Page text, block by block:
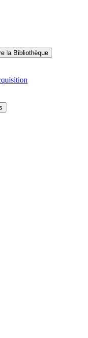
la Bibliothèque